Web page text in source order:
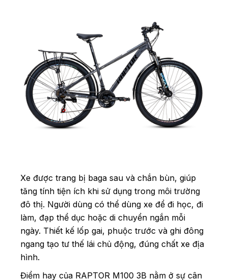
Xe được trang bị baga sau và chắn bùn, giúp
tăng tính tiện ích khi sử dụng trong môi trường
đô thị. Người dùng có thể dùng xe để đi học, đi
làm, đạp thể dục hoặc di chuyển ngắn mỗi
ngày. Thiết kế lốp gai, phuộc trước và ghi đông
ngang tạo tư thế lái chủ động, đúng chất xe địa
hình.
Điểm hay của RAPTOR M100 3B nằm ở sự cân